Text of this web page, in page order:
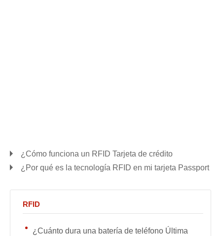
¿Cómo funciona un RFID Tarjeta de crédito
¿Por qué es la tecnología RFID en mi tarjeta Passport
RFID
¿Cuánto dura una batería de teléfono Última